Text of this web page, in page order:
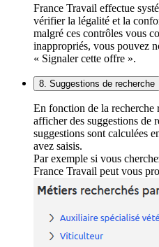
France Travail effectue
vérifier la légalité et la
malgré ces contrôles vous
inappropriés, vous pouvez
« Signaler cette offre ».
8. Suggestions de recherche
En fonction de la recherche
afficher des suggestions de
suggestions sont calculées
avez saisis.
Par exemple si vous
France Travail peut vous